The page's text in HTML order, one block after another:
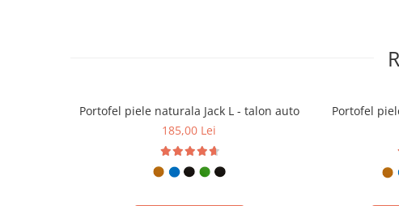
Portofel piele naturala Jack L - talon auto
185,00 Lei
Portofel